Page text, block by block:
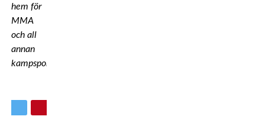
hem för
MMA
och all
annan
kampsport!